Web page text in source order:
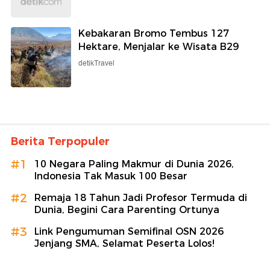
Kebakaran Bromo Tembus 127
Hektare, Menjalar ke Wisata B29
detikTravel
Berita Terpopuler
#1
10 Negara Paling Makmur di Dunia 2026,
Indonesia Tak Masuk 100 Besar
#2
Remaja 18 Tahun Jadi Profesor Termuda di
Dunia, Begini Cara Parenting Ortunya
#3
Link Pengumuman Semifinal OSN 2026
Jenjang SMA, Selamat Peserta Lolos!